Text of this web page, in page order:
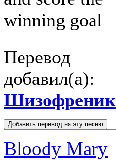
winning goal
Перевод
добавил(а):
Шизофреник
Bloody Mary